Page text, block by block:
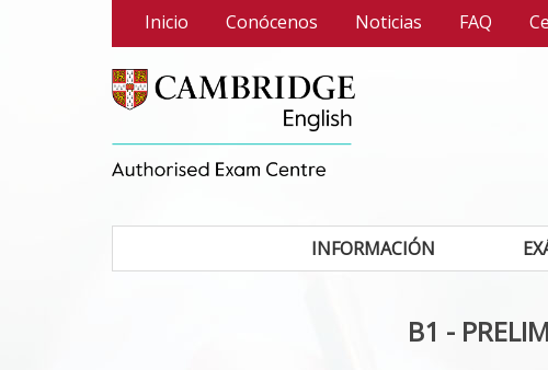
Pasar al contenido principal
Inicio Conócenos Noticias FAQ
INFORMACIÓN
B1 -